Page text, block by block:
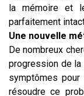
la mémoire et
parfaitement
Une nouvelle
De nombreux
progression de la
symptômes
résoudre ce